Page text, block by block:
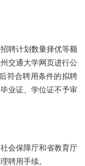
聘计划数量择优等额
交通大学网页进行公
符合聘用条件的拟聘
业证、学位证不予审
会保障厅和省教育厅
聘用手续。